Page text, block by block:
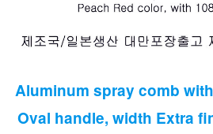
Aluminum spray comb
Oval handle, width Extra